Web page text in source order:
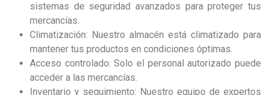
sistemas de seguridad avanzados para proteger tus
mercancías.
Climatización: Nuestro almacén está climatizado para
mantener tus productos en condiciones óptimas.
Acceso controlado: Solo el personal autorizado puede
acceder a las mercancías.
Inventario y seguimiento: Nuestro equipo de expertos